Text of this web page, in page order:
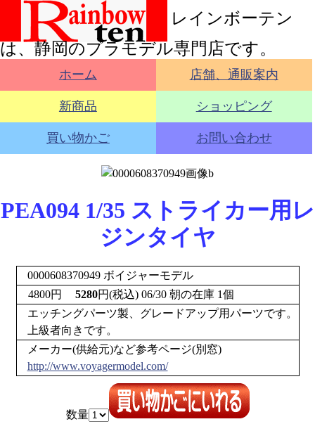
レインボーテン
は、静岡のプラモデル専門店です。
ホーム 店舗、通販案内
新商品 ショッピング
買い物かご お問い合わせ
PEA094 1/35 ストライカー用レ
ジンタイヤ
0000608370949 ボイジャーモデル
4800円 5280円(税込) 06/30 朝の在庫 1個
エッチングパーツ製、グレードアップ用パーツです。
上級者向きです。
メーカー(供給元)など参考ページ(別窓)
http://www.voyagermodel.com/
数量